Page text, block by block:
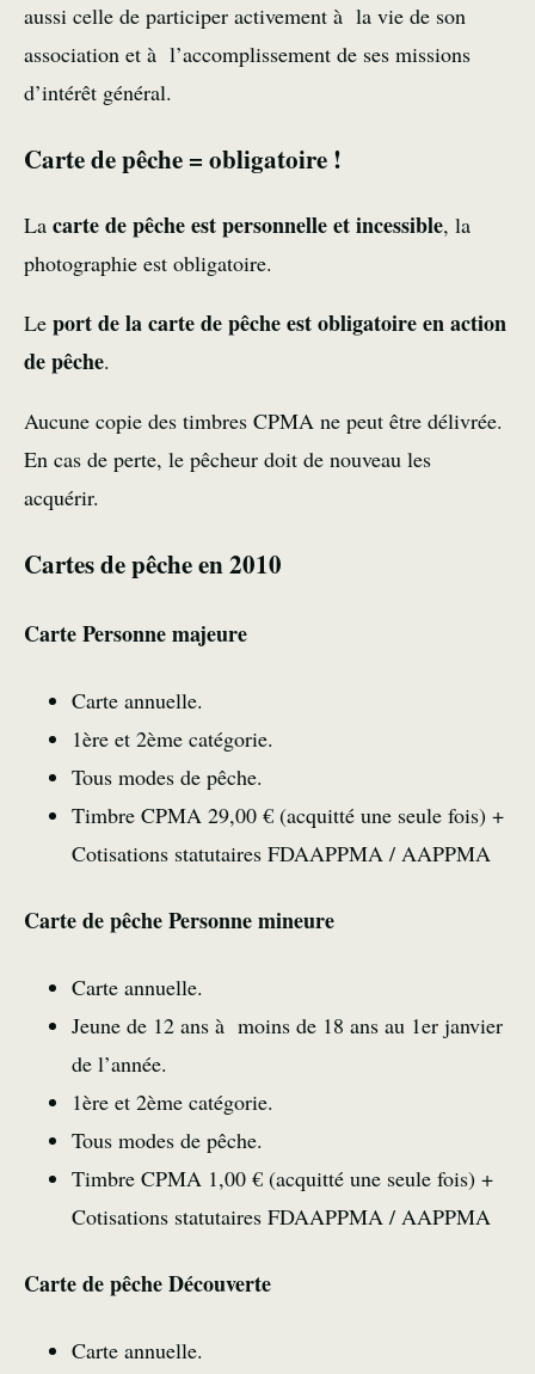
aussi celle de participer activement à la vie de son
association et à l’accomplissement de ses missions
d’intérêt général.
Carte de pêche = obligatoire !
La carte de pêche est personnelle et incessible, la
photographie est obligatoire.
Le port de la carte de pêche est obligatoire en action
de pêche.
Aucune copie des timbres CPMA ne peut être délivrée.
En cas de perte, le pêcheur doit de nouveau les
acquérir.
Cartes de pêche en 2010
Carte Personne majeure
Carte annuelle.
1ère et 2ème catégorie.
Tous modes de pêche.
Timbre CPMA 29,00 € (acquitté une seule fois) +
Cotisations statutaires FDAAPPMA / AAPPMA
Carte de pêche Personne mineure
Carte annuelle.
Jeune de 12 ans à moins de 18 ans au 1er janvier
de l’année.
1ère et 2ème catégorie.
Tous modes de pêche.
Timbre CPMA 1,00 € (acquitté une seule fois) +
Cotisations statutaires FDAAPPMA / AAPPMA
Carte de pêche Découverte
Carte annuelle.